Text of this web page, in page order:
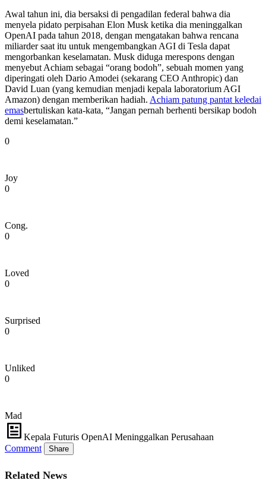
Awal tahun ini, dia bersaksi di pengadilan federal bahwa dia
menyela pidato perpisahan Elon Musk ketika dia meninggalkan
OpenAI pada tahun 2018, dengan mengatakan bahwa rencana
miliarder saat itu untuk mengembangkan AGI di Tesla dapat
mengorbankan keselamatan. Musk diduga merespons dengan
menyebut Achiam sebagai “orang bodoh”, sebuah momen yang
diperingati oleh Dario Amodei (sekarang CEO Anthropic) dan
David Luan (yang kemudian menjadi kepala laboratorium AGI
Amazon) dengan memberikan hadiah. Achiam patung pantat keledai
emasbertuliskan kata-kata, “Jangan pernah berhenti bersikap bodoh
demi keselamatan.”
0
Joy
0
Cong.
0
Loved
0
Surprised
0
Unliked
0
Mad
Kepala Futuris OpenAI Meninggalkan Perusahaan
Comment
Share
Related News